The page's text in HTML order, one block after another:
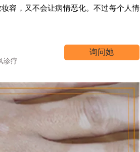
容，又不会让病情恶化。不过每个人情
询问她